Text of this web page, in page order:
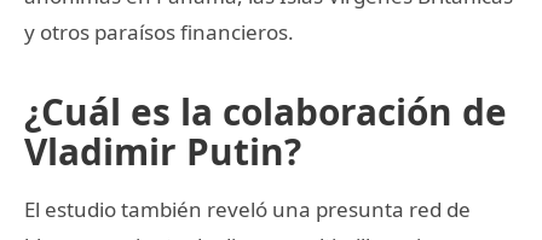
y otros paraísos financieros.
¿Cuál es la colaboración de
Vladimir Putin?
El estudio también reveló una presunta red de